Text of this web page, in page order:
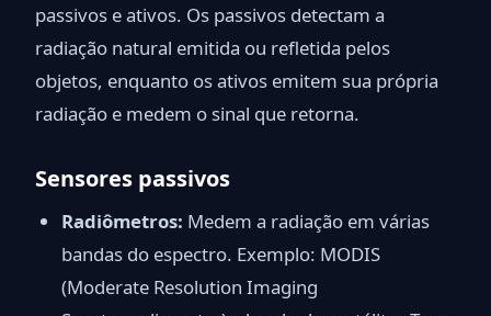
passivos e ativos. Os passivos detectam a
radiação natural emitida ou refletida pelos
objetos, enquanto os ativos emitem sua própria
radiação e medem o sinal que retorna.
Sensores passivos
Radiômetros: Medem a radiação em várias
bandas do espectro. Exemplo: MODIS
(Moderate Resolution Imaging